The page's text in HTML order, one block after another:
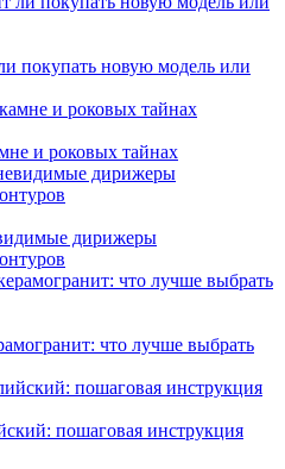
покупать новую модель или
и роковых тайнах
дирижеры
что лучше выбрать
пошаговая инструкция